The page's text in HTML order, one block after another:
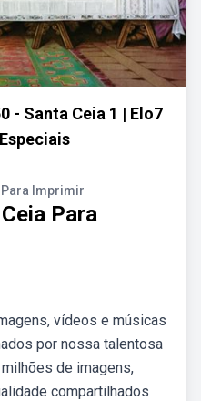
- Santa Ceia 1 | Elo7
Para Imprimir
Para
vídeos e músicas
por nossa talentosa
de imagens,
compartilhados